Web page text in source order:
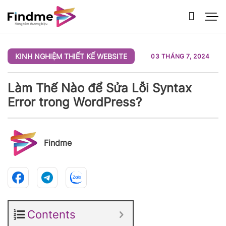
qua
nội
KINH NGHIỆM THIẾT KẾ WEBSITE 03 THÁNG 7, 2024
Làm Thế Nào để Sửa Lỗi Syntax
Error trong WordPress?
Findme
Contents